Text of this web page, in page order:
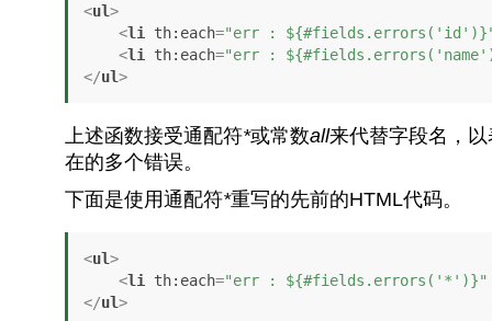
<ul>
<li th:each="err :
<li th:each="err :
</ul>
上述函数接受通配符*或常数all来代替字段名，
在的多个错误。
下面是使用通配符*重写的先前的HTML代码。
<ul>
<li th:each="err : ${#fields.errors('*')}"
</ul>